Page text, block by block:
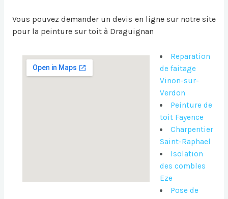
Vous pouvez demander un devis en ligne sur notre site
pour la peinture sur toit à Draguignan
Reparation
de faitage
Vinon-sur-
Verdon
Peinture de
toit Fayence
Charpentier
Saint-Raphael
Isolation
des combles
Eze
Pose de